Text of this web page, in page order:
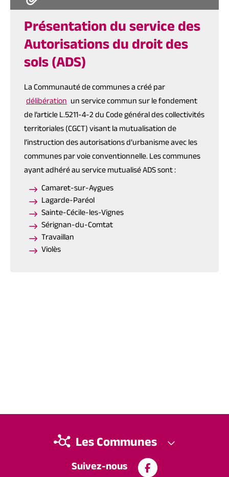
Présentation du service des
Autorisations du droit des
sols (ADS)
La Communauté de communes a créé par
délibération un service commun sur le fondement
de l’article L.5211-4-2 du Code général des collectivités
territoriales (CGCT) visant la mutualisation de
l’instruction des autorisations d’urbanisme avec les
communes par voie conventionnelle. Les communes
ayant adhéré au service mutualisé ADS sont :
Camaret-sur-Aygues
Lagarde-Paréol
Sainte-Cécile-les-Vignes
Sérignan-du-Comtat
Travaillan
Violès
Suivez-nous
Les Communes